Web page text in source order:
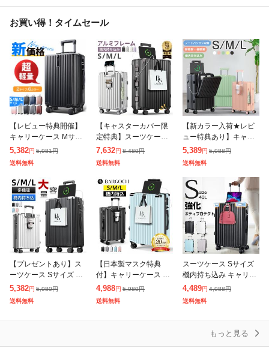
お買い得！タイムセール
【レビュー特典開催】
キャリーケース Mサイ
ズ 7カラー スーツケー
ス キャリーバッグ 大容
USB充電
5,382円 5,981円
送料無料
【キャスターカバー限
定特典】スーツケース
Sサイズ ストッパー付
き 高級 USB充電ポート
最強 静音カ
7,632円 8,480円
送料無料
【新カラー入荷★レビ
ュー特典あり】キャリ
ーケース Sサイズ 機内
持ち込み スーツケース
キャリーバッグ
5,389円 5,988円
送料無料
【プレゼントあり】ス
ーツケース Sサイズ 機
内持ち込み キャリーケ
ース キャリーバッグ 大
5,382円 5,980円
送料無料
【日本製マスク特典
付】キャリーケース ス
ーツケース Sサイズ 機
内持ち込み 静音 ダブル
4,988円 5,980円
送料無料
スーツケース Sサイズ
機内持ち込み キャリー
ケース 静音 ダブルキャ
スター 耐衝撃 360度回
4,489円 4,988円
送料無料
もっと見る